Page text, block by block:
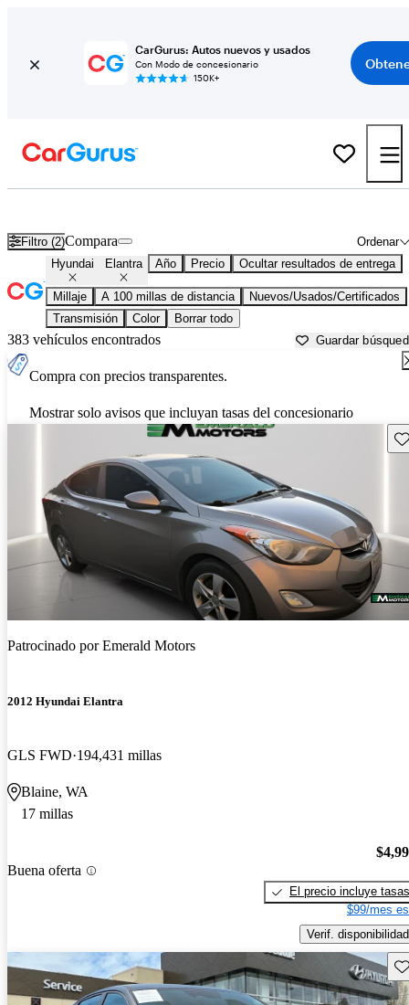
CarGurus: Autos nuevos y usados
Con Modo de concesionario
150K+
Filtro (2) Ordenar
Compara
Hyundai Elantra Año Precio Ocultar resultados de entrega
Millaje A 100 millas de distancia
Nuevos/Usados/Certificados
Transmisión
Color Borrar todo
383 vehículos encontrados Guardar
Compra con precios transparentes.
Mostrar solo avisos que incluyan tasas del concesionario
Patrocinado porEmerald Motors
2012 Hyundai Elantra
GLS FWD 194,431 millas
Blaine, WA
17 millas
Buena oferta
El precio incluye tasas
$99/mes
Verif. disponibilidad